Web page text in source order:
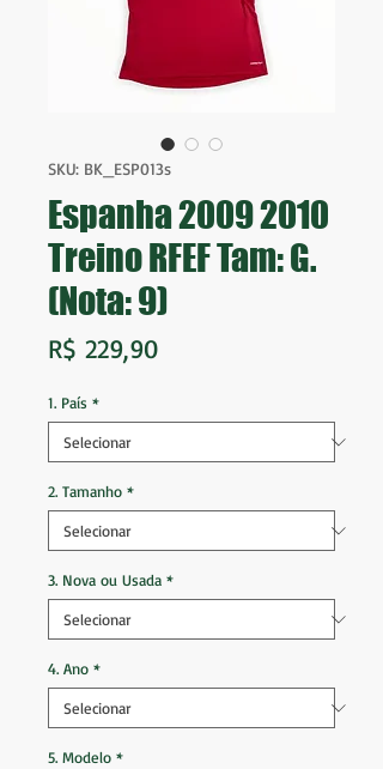
SKU: BK_ESP013s
Espanha 2009 2010
Treino RFEF Tam: G.
(Nota: 9)
R$ 229,90Preço
1. País *
2. Tamanho *
3. Nova ou Usada *
4. Ano *
5. Modelo *